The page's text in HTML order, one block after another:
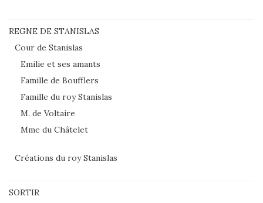
REGNE DE STANISLAS
Cour de Stanislas
Emilie et ses amants
Famille de Boufflers
Famille du roy Stanislas
M. de Voltaire
Mme du Châtelet
Créations du roy Stanislas
SORTIR